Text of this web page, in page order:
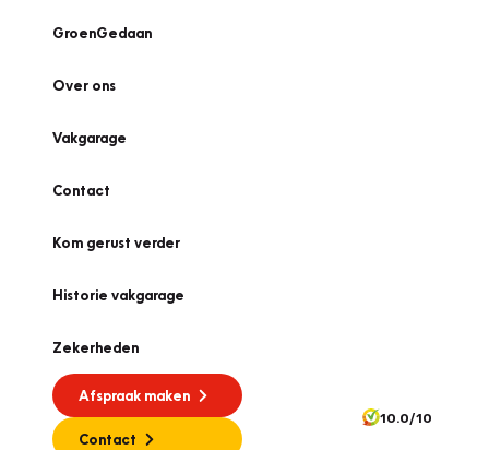
GroenGedaan
Over ons
Vakgarage
Contact
Kom gerust verder
Historie vakgarage
Zekerheden
Afspraak maken
Contact
10.0/10